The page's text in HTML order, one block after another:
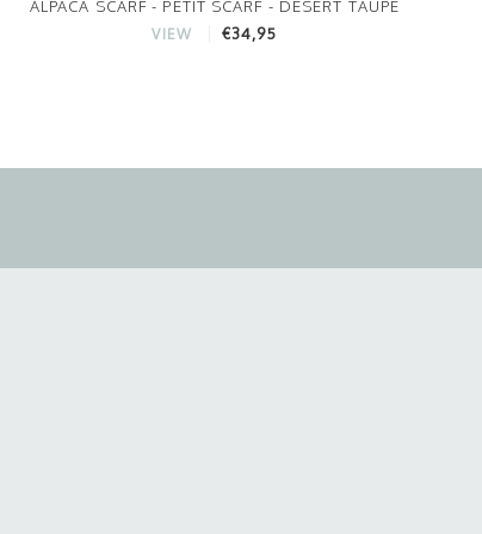
ALPACA SCARF - PETIT SCARF - DESERT TAUPE
VIEW €34,95